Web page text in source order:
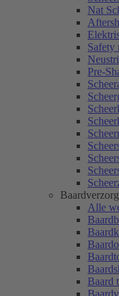
Nat
Safety
Pre-
Alle
Baard